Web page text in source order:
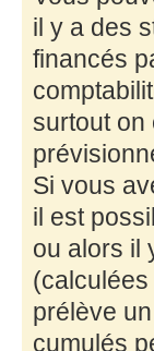
il y a des
financés
surtout on
Si vous
il est
ou alors il
prélève
cumulés